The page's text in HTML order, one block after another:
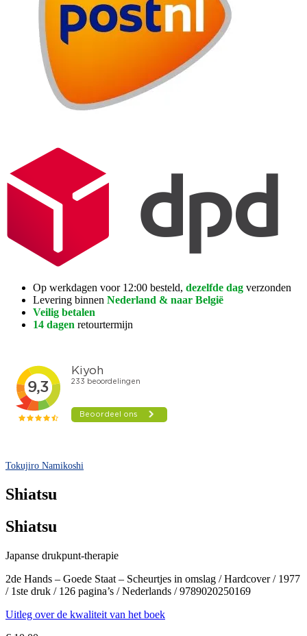
Op werkdagen voor 12:00 besteld, dezelfde dag verzonden
Levering binnen Nederland & naar België
Veilig betalen
14 dagen retourtermijn
Tokujiro Namikoshi
Shiatsu
Shiatsu
Japanse drukpunt-therapie
2de Hands – Goede Staat – Scheurtjes in omslag / Hardcover / 1977
/ 1ste druk / 126 pagina’s / Nederlands / 9789020250169
Uitleg over de kwaliteit van het boek